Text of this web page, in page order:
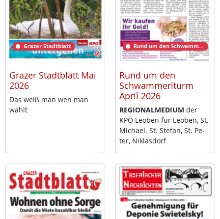
Grazer Stadtblatt
Grazer Stadtblatt Mai
2026
Das weiß man wen man
wählt
Rund um den Schwammerlturm
Rund um den
Schwammerlturm
April 2026
RE­GIO­NAL­ME­DI­UM der
KPÖ Leo­ben für Leo­ben, St.
Mi­cha­el. St. Ste­fan, St. Pe­
ter, Niklas­dorf